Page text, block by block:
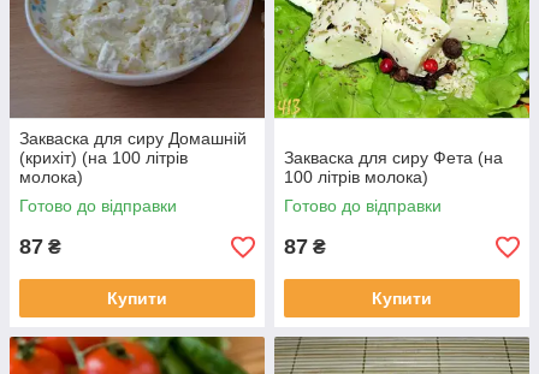
Закваска для сиру Домашній
(крихіт) (на 100 літрів
молока)
Готово до відправки
87 ₴
Купити
Закваска для сиру Фета (на
100 літрів молока)
Готово до відправки
87 ₴
Купити